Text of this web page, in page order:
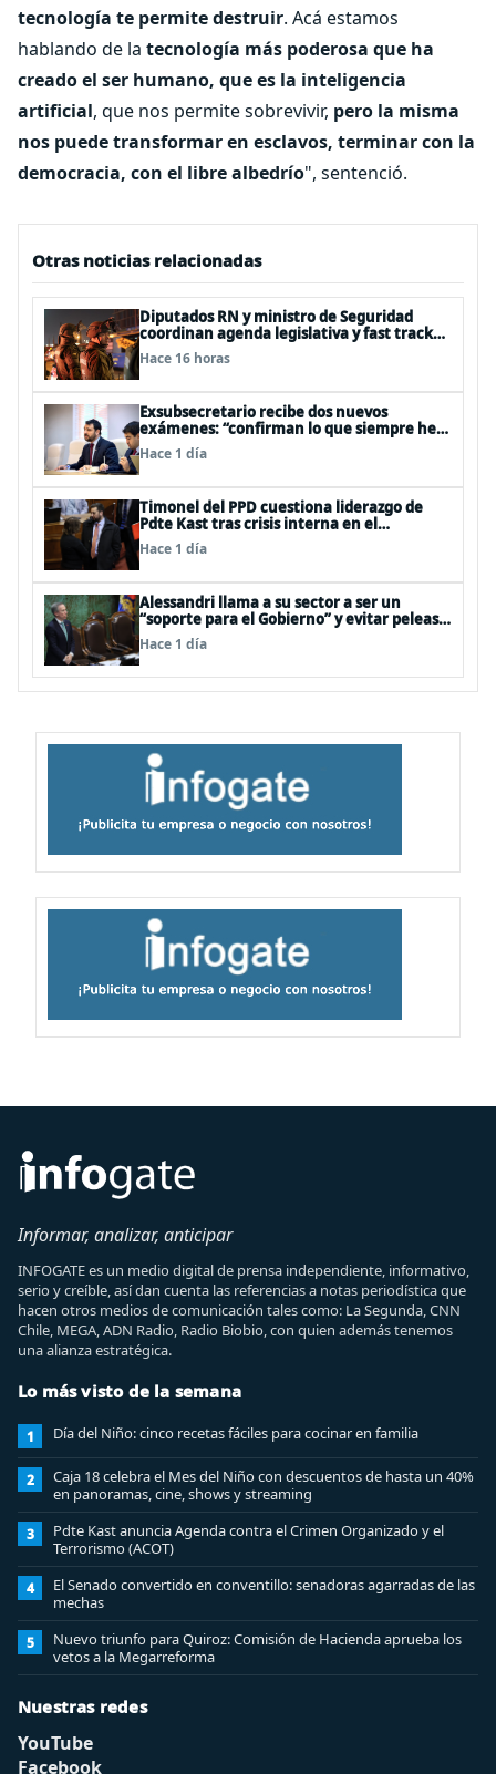
tecnología te permite destruir. Acá estamos
hablando de la tecnología más poderosa que ha
creado el ser humano, que es la inteligencia
artificial, que nos permite sobrevivir, pero la misma
nos puede transformar en esclavos, terminar con la
democracia, con el libre albedrío", sentenció.
Otras noticias relacionadas
Diputados RN y ministro de Seguridad
coordinan agenda legislativa y fast track
de proyectos
Hace 16 horas
Exsubsecretario recibe dos nuevos
exámenes: “confirman lo que siempre he
dicho que no consumo droga”
Hace 1 día
Timonel del PPD cuestiona liderazgo de
Pdte Kast tras crisis interna en el
oficialismo: “Es incapaz de ordenar la casa”
Hace 1 día
Alessandri llama a su sector a ser un
“soporte para el Gobierno” y evitar peleas
internas tras disputa Squella-Pavez
Hace 1 día
Informar, analizar, anticipar
INFOGATE es un medio digital de prensa independiente, informativo,
serio y creíble, así dan cuenta las referencias a notas periodística que
hacen otros medios de comunicación tales como: La Segunda, CNN
Chile, MEGA, ADN Radio, Radio Biobio, con quien además tenemos
una alianza estratégica.
Lo más visto de la semana
1 Día del Niño: cinco recetas fáciles para cocinar en familia
2
Caja 18 celebra el Mes del Niño con descuentos de hasta un 40%
en panoramas, cine, shows y streaming
3
Pdte Kast anuncia Agenda contra el Crimen Organizado y el
Terrorismo (ACOT)
4
El Senado convertido en conventillo: senadoras agarradas de las
mechas
5
Nuevo triunfo para Quiroz: Comisión de Hacienda aprueba los
vetos a la Megarreforma
Nuestras redes
YouTube
Facebook